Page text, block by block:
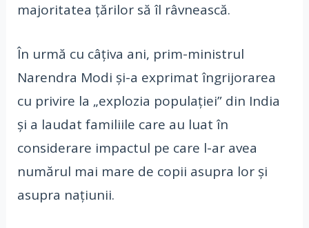
majoritatea țărilor să îl râvnească.
În urmă cu câțiva ani, prim-ministrul
Narendra Modi și-a exprimat îngrijorarea
cu privire la „explozia populației” din India
și a laudat familiile care au luat în
considerare impactul pe care l-ar avea
numărul mai mare de copii asupra lor și
asupra națiunii.